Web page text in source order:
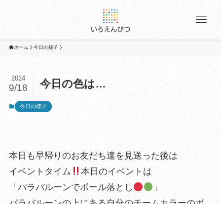
ホーム 今日の様子
今日の色は…
2024
9/18
今日の様子
本日も早帰りのお友だち達を見送った後は
イベントタイム
本日のイベントは
「パラバルーンでボール落とし
」